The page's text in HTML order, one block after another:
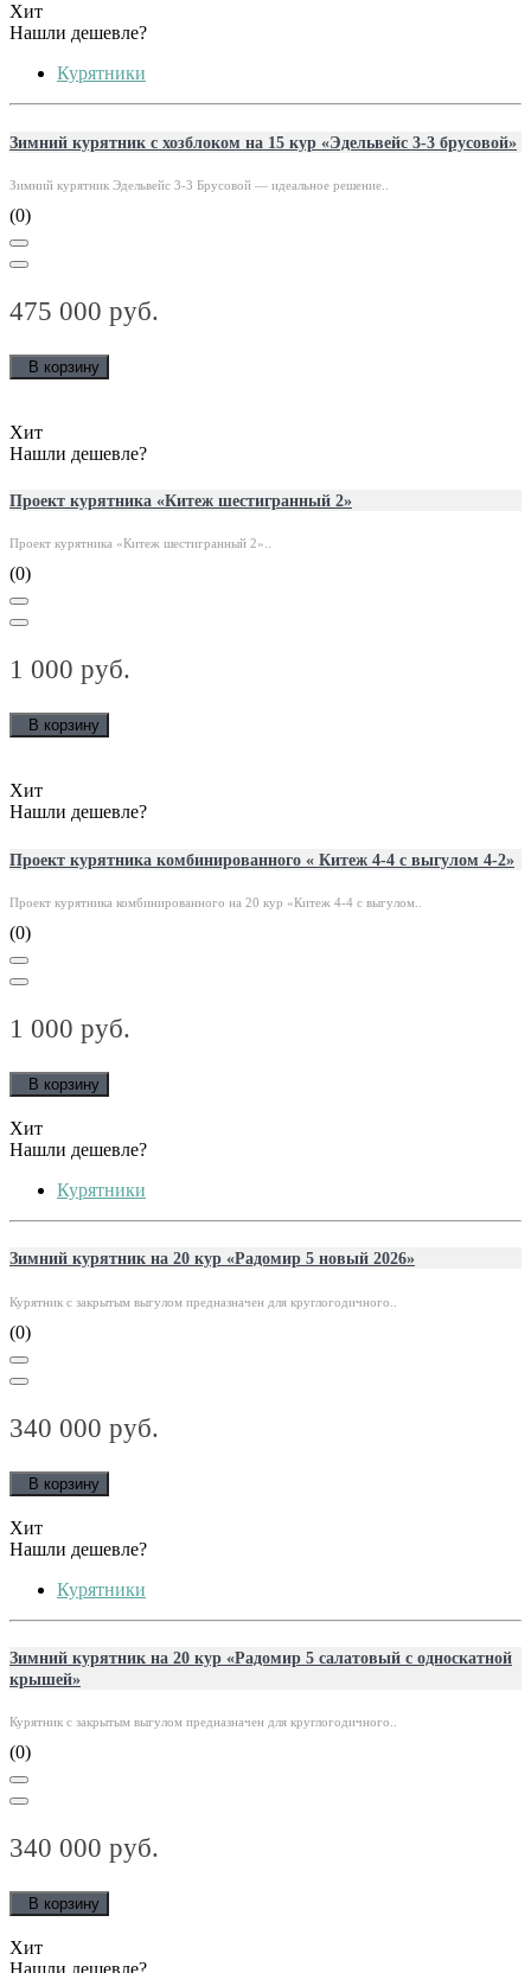
Хит
Нашли дешевле?
Курятники
Зимний курятник с хозблоком на 15 кур «Эдельвейс 3-3 брусовой»
Зимний курятник Эдельвейс 3-3 Брусовой — идеальное решение..
(0)
475 000 руб.
В корзину
Хит
Нашли дешевле?
Проект курятника «Китеж шестигранный 2»
Проект курятника «Китеж шестигранный 2»..
(0)
1 000 руб.
В корзину
Хит
Нашли дешевле?
Проект курятника комбинированного « Китеж 4-4 с выгулом 4-2»
Проект курятника комбинированного на 20 кур «Китеж 4-4 с выгулом..
(0)
1 000 руб.
В корзину
Хит
Нашли дешевле?
Курятники
Зимний курятник на 20 кур «Радомир 5 новый 2026»
Курятник с закрытым выгулом предназначен для круглогодичного..
(0)
340 000 руб.
В корзину
Хит
Нашли дешевле?
Курятники
Зимний курятник на 20 кур «Радомир 5 салатовый с односкатной
крышей»
Курятник с закрытым выгулом предназначен для круглогодичного..
(0)
340 000 руб.
В корзину
Хит
Нашли дешевле?